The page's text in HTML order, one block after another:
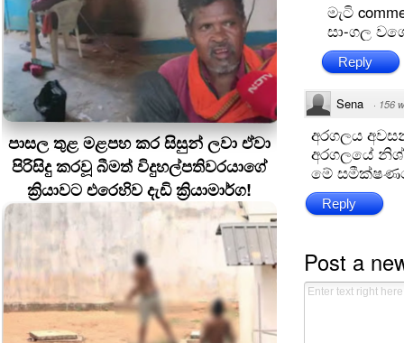
පාසල තුළ මළපහ කර සිසුන් ලවා ඒවා
පිරිසිදු කරවූ බීමත් විදුහල්පතිවරයාගේ
ක්‍රියාවට එරෙහිව දැඩි ක්‍රියාමාර්ග!
මැටි
සා-ගල
Reply
Sena · 156
අරගලය
අරගලයේ
මේ
Reply
Post a